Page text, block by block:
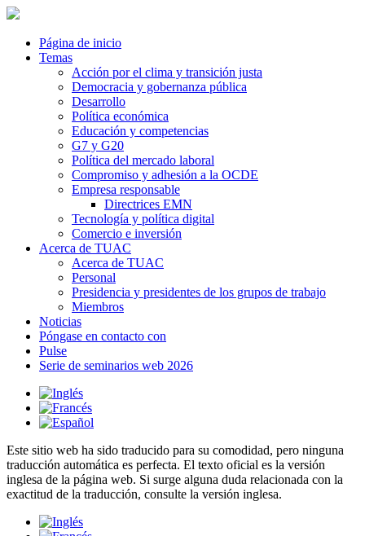
Página de inicio
Temas
Acción por el clima y transición justa
Democracia y gobernanza pública
Desarrollo
Política económica
Educación y competencias
G7 y G20
Política del mercado laboral
Compromiso y adhesión a la OCDE
Empresa responsable
Directrices EMN
Tecnología y política digital
Comercio e inversión
Acerca de TUAC
Acerca de TUAC
Personal
Presidencia y presidentes de los grupos de trabajo
Miembros
Noticias
Póngase en contacto con
Pulse
Serie de seminarios web 2026
Este sitio web ha sido traducido para su comodidad, pero ninguna
traducción automática es perfecta. El texto oficial es la versión
inglesa de la página web. Si surge alguna duda relacionada con la
exactitud de la traducción, consulte la versión inglesa.